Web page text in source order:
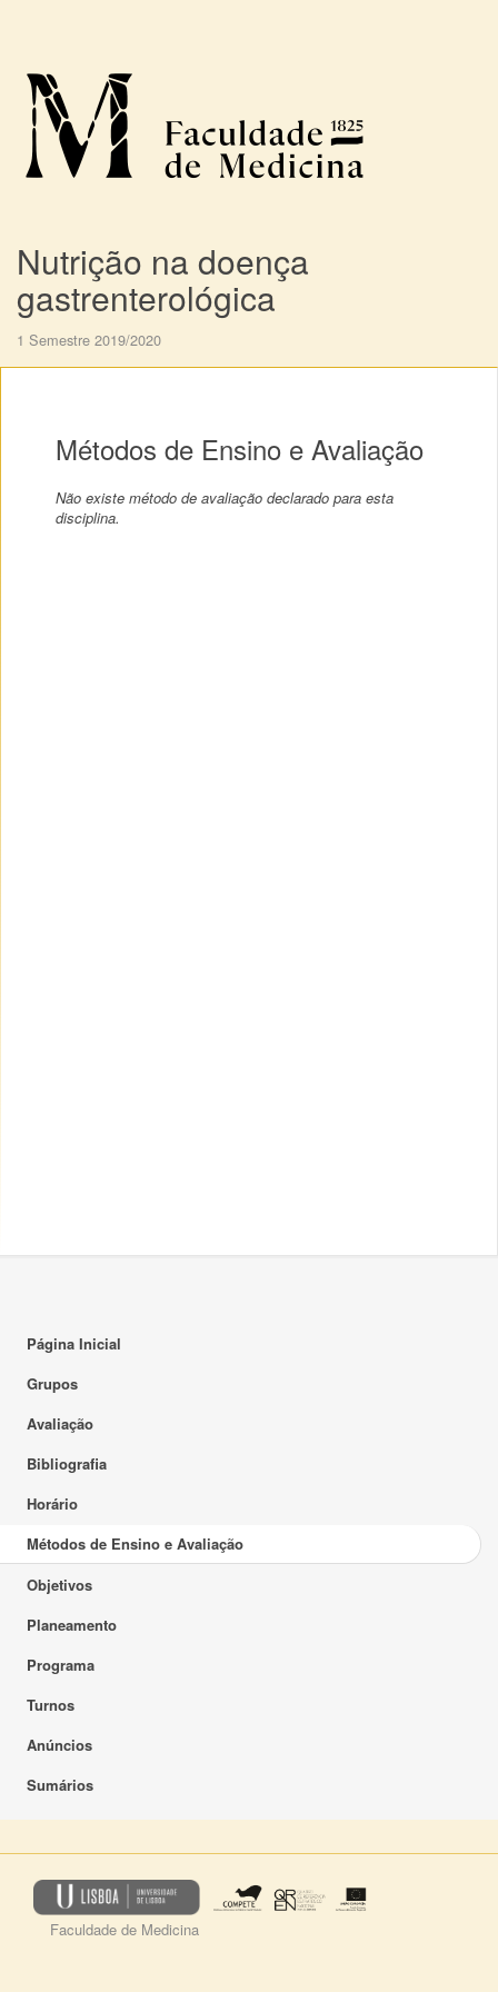
Nutrição na doença
gastrenterológica
1 Semestre 2019/2020
Métodos de Ensino e Avaliação
Não existe método de avaliação declarado para esta
disciplina.
Página Inicial
Grupos
Avaliação
Bibliografia
Horário
Métodos de Ensino e Avaliação
Objetivos
Planeamento
Programa
Turnos
Anúncios
Sumários
Faculdade de Medicina